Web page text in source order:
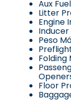
Aux
Litter
Engine
Peso
Folding
Floor